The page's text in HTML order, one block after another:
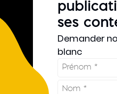
ses
Demander
blanc